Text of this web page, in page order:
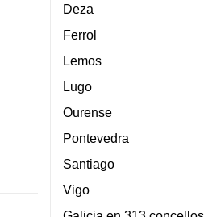
Deza
Ferrol
Lemos
Lugo
Ourense
Pontevedra
Santiago
Vigo